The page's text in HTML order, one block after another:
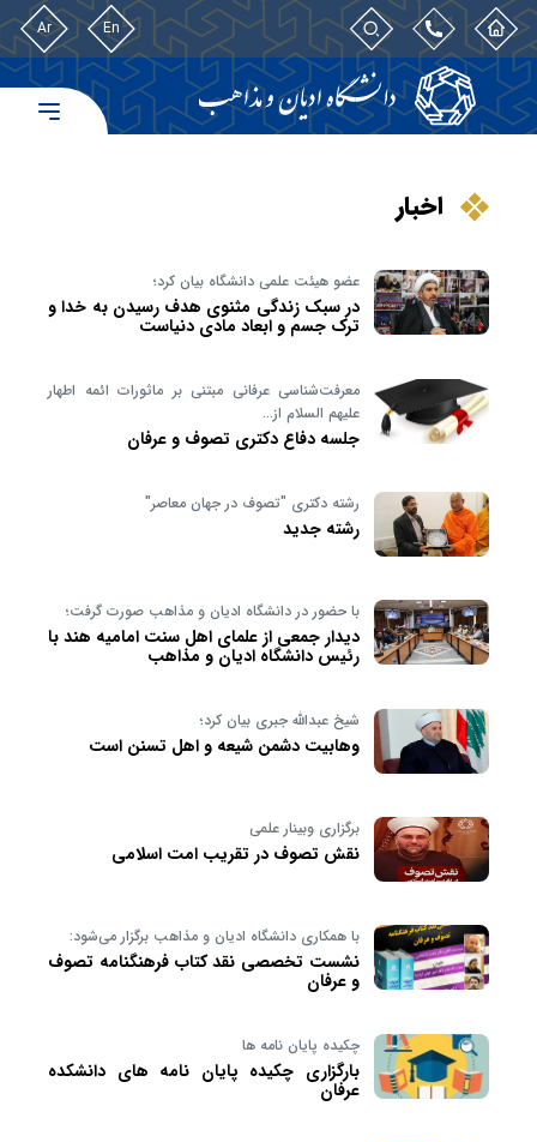
En
Ar
اخبار
عضو هیئت علمی دانشگاه بیان کرد؛
در سبک زندگی مثنوی هدف رسیدن به خدا و
ترک جسم و ابعاد مادی دنیاست
معرفت‌شناسی عرفانی مبتنی بر ماثورات ائمه اطهار
علیهم السلام از…
جلسه دفاع دکتری تصوف و عرفان
رشته دکتری "تصوف در جهان معاصر"
رشته جدید
با حضور در دانشگاه ادیان و مذاهب صورت گرفت؛
دیدار جمعی از علمای اهل سنت امامیه هند با
رئیس دانشگاه ادیان و مذاهب
شیخ عبدالله جبری بیان کرد؛
وهابیت دشمن شیعه و اهل تسنن است
برگزاری وبینار علمی
نقش تصوف در تقریب امت اسلامی
با همکاری دانشگاه ادیان و مذاهب برگزار می‌شود:
نشست تخصصی نقد کتاب فرهنگنامه تصوف
و عرفان
چکیده پایان نامه ها
بارگزاری چکیده پایان نامه های دانشکده
عرفان